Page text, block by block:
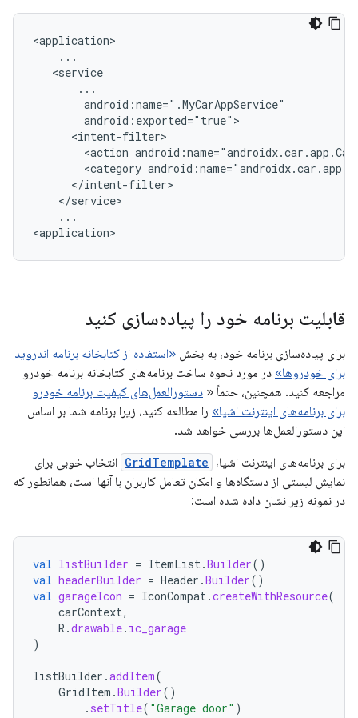
<action
<category
...
قابلیت برنامه خود را پیاده‌سازی کنید
برای پیاده‌سازی برنامه خود، به بخش «استفاده از کتابخانه برنامه اندروید
برای خودروها» در مورد نحوه ساخت برنامه‌های کتابخانه برنامه خودرو
مراجعه کنید. همچنین، حتماً « دستورالعمل‌های کیفیت برنامه خودرو
برای برنامه‌های اینترنت اشیا» را مطالعه کنید، زیرا برنامه شما بر اساس
این دستورالعمل‌ها بررسی خواهد شد.
برای برنامه‌های اینترنت اشیا، GridTemplate انتخاب خوبی برای
نمایش لیستی از دستگاه‌ها و امکان تعامل کاربران با آنها است، همانطور که
در نمونه زیر نشان داده شده است:
val listBuilder = ItemList.Builder()
val headerBuilder = Header .Builder()
val garageIcon = IconCompat.createWithResource(
carContext,
R .drawable. ic_garage
)
listBuilder .addItem(
GridItem .Builder()
. setTitle( "Garage door" )